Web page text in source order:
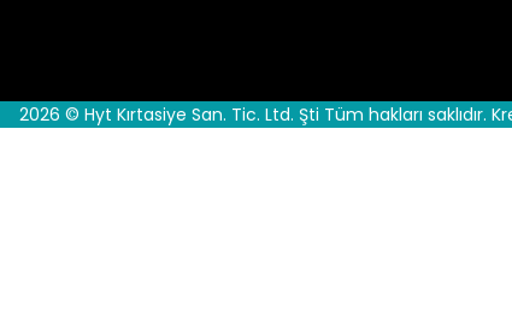
2026 © Hyt Kırtasiye San. Tic. Ltd. Şti Tüm hakları saklıdır.